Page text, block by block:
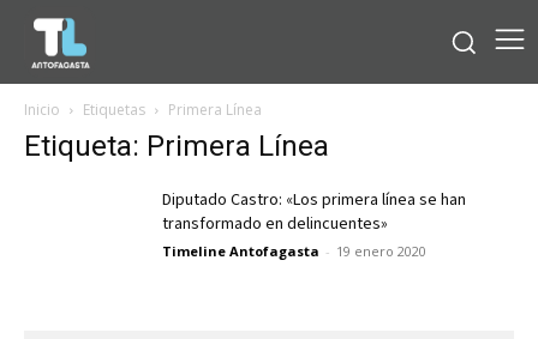
Inicio Etiquetas Primera Línea
Etiqueta: Primera Línea
Diputado Castro: «Los primera línea se han
transformado en delincuentes»
Timeline Antofagasta - 19 enero 2020